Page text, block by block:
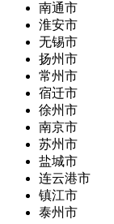
南通市
淮安市
无锡市
扬州市
常州市
宿迁市
徐州市
南京市
苏州市
盐城市
连云港市
镇江市
泰州市